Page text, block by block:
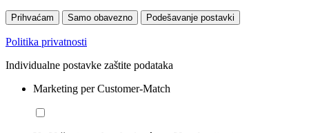
Prihvaćam Samo obavezno Podešavanje postavki
Politika privatnosti
Individualne postavke zaštite podataka
Marketing per Customer-Match